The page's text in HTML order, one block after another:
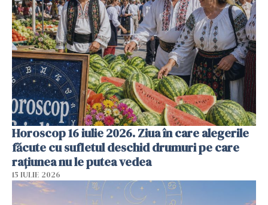
Horoscop 16 iulie 2026. Ziua în care alegerile
făcute cu sufletul deschid drumuri pe care
rațiunea nu le putea vedea
15 IULIE 2026